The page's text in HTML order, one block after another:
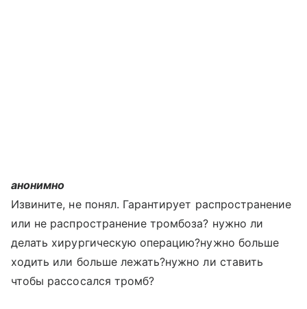
анонимно
Извините, не понял. Гарантирует распространение
или не распространение тромбоза? нужно ли
делать хирургическую операцию?нужно больше
ходить или больше лежать?нужно ли ставить
чтобы рассосался тромб?